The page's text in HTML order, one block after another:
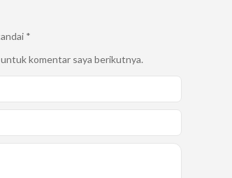
*
untuk komentar saya berikutnya.